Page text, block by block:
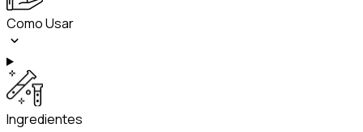
Como Usar
Ingredientes